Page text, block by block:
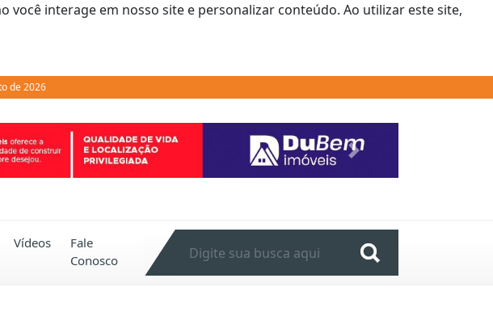
interage em nosso site e personalizar conteúdo. Ao utilizar este site,
de 2026
Next
Vídeos
Fale
Conosco